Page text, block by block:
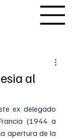
al
ex delegado
(1944 a
apertura de la